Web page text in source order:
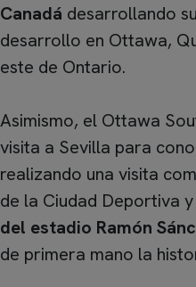
Canadá desarrollando
desarrollo en Ottawa,
este de Ontario.
Asimismo, el Ottawa
visita a Sevilla para
realizando una visita
de la Ciudad Deportiva
del estadio Ramón
de primera mano la